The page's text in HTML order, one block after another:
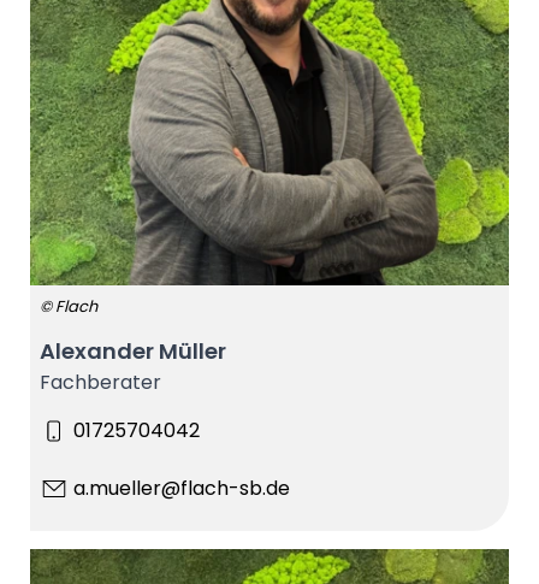
© Flach
Alexander Müller
Fachberater
01725704042
a.mueller@flach-sb.de